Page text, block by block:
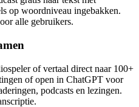
op woordniveau ingebakken.
alle gebruikers.
of vertaal direct naar 100+
of open in ChatGPT voor
podcasts en lezingen.